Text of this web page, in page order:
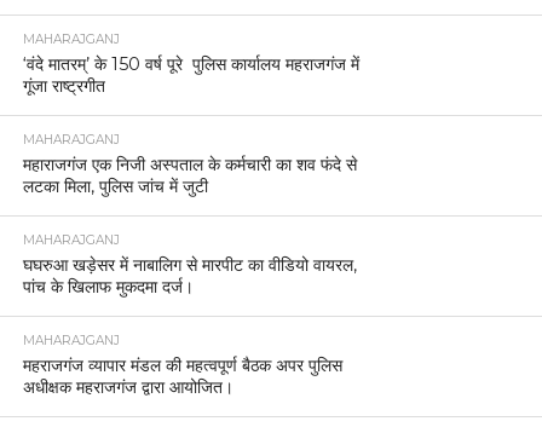
MAHARAJGANJ
‘वंदे मातरम्’ के 150 वर्ष पूरे पुलिस कार्यालय महराजगंज में
गूंजा राष्ट्रगीत
MAHARAJGANJ
महाराजगंज एक निजी अस्पताल के कर्मचारी का शव फंदे से
लटका मिला, पुलिस जांच में जुटी
MAHARAJGANJ
घघरुआ खड़ेसर में नाबालिग से मारपीट का वीडियो वायरल,
पांच के खिलाफ मुकदमा दर्ज।
MAHARAJGANJ
महराजगंज व्यापार मंडल की महत्वपूर्ण बैठक अपर पुलिस
अधीक्षक महराजगंज द्वारा आयोजित।